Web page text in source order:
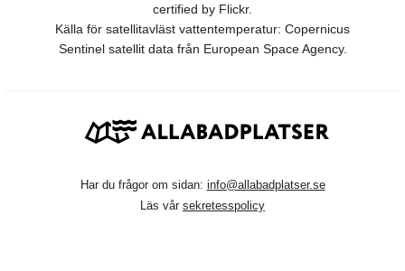
certified by Flickr.
Källa för satellitavläst vattentemperatur: Copernicus
Sentinel satellit data från European Space Agency.
Har du frågor om sidan: info@allabadplatser.se
Läs vår sekretesspolicy